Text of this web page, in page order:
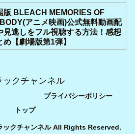
版 BLEACH MEMORIES OF
アニメ映画)公式無料動画配
見逃しをフル視聴する方法！感想
め【劇場版第1弾】
ックチャンネル
プライバシーポリシー
トップ
クチャンネル All Rights Reserved.